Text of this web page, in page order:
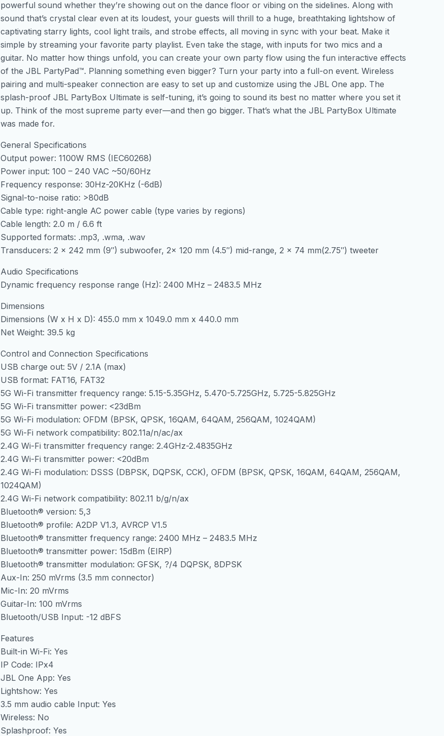
powerful sound whether they’re showing out on the dance floor or vibing on the sidelines. Along with
sound that’s crystal clear even at its loudest, your guests will thrill to a huge, breathtaking lightshow of
captivating starry lights, cool light trails, and strobe effects, all moving in sync with your beat. Make it
simple by streaming your favorite party playlist. Even take the stage, with inputs for two mics and a
guitar. No matter how things unfold, you can create your own party flow using the fun interactive effects
of the JBL PartyPad™. Planning something even bigger? Turn your party into a full-on event. Wireless
pairing and multi-speaker connection are easy to set up and customize using the JBL One app. The
splash-proof JBL PartyBox Ultimate is self-tuning, it’s going to sound its best no matter where you set it
up. Think of the most supreme party ever—and then go bigger. That’s what the JBL PartyBox Ultimate
was made for.
General Specifications
Output power: 1100W RMS (IEC60268)
Power input: 100 – 240 VAC ~50/60Hz
Frequency response: 30Hz-20KHz (-6dB)
Signal-to-noise ratio: >80dB
Cable type: right-angle AC power cable (type varies by regions)
Cable length: 2.0 m / 6.6 ft
Supported formats: .mp3, .wma, .wav
Transducers: 2 x 242 mm (9″) subwoofer, 2x 120 mm (4.5″) mid-range, 2 x 74 mm(2.75″) tweeter
Audio Specifications
Dynamic frequency response range (Hz): 2400 MHz – 2483.5 MHz
Dimensions
Dimensions (W x H x D): 455.0 mm x 1049.0 mm x 440.0 mm
Net Weight: 39.5 kg
Control and Connection Specifications
USB charge out: 5V / 2.1A (max)
USB format: FAT16, FAT32
5G Wi-Fi transmitter frequency range: 5.15-5.35GHz, 5.470-5.725GHz, 5.725-5.825GHz
5G Wi-Fi transmitter power: <23dBm
5G Wi-Fi modulation: OFDM (BPSK, QPSK, 16QAM, 64QAM, 256QAM, 1024QAM)
5G Wi-Fi network compatibility: 802.11a/n/ac/ax
2.4G Wi-Fi transmitter frequency range: 2.4GHz-2.4835GHz
2.4G Wi-Fi transmitter power: <20dBm
2.4G Wi-Fi modulation: DSSS (DBPSK, DQPSK, CCK), OFDM (BPSK, QPSK, 16QAM, 64QAM, 256QAM,
1024QAM)
2.4G Wi-Fi network compatibility: 802.11 b/g/n/ax
Bluetooth® version: 5,3
Bluetooth® profile: A2DP V1.3, AVRCP V1.5
Bluetooth® transmitter frequency range: 2400 MHz – 2483.5 MHz
Bluetooth® transmitter power: 15dBm (EIRP)
Bluetooth® transmitter modulation: GFSK, ?/4 DQPSK, 8DPSK
Aux-In: 250 mVrms (3.5 mm connector)
Mic-In: 20 mVrms
Guitar-In: 100 mVrms
Bluetooth/USB Input: -12 dBFS
Features
Built-in Wi-Fi: Yes
IP Code: IPx4
JBL One App: Yes
Lightshow: Yes
3.5 mm audio cable Input: Yes
Wireless: No
Splashproof: Yes